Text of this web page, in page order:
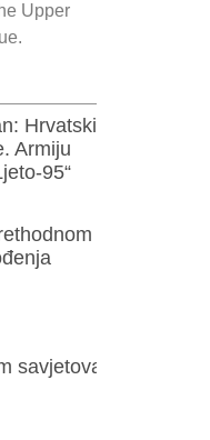
Upper
Hrvatski
Armiju
95“
savjetovanju –